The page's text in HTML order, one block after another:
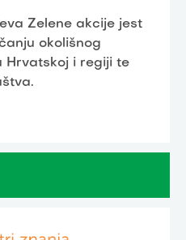
Zelene akcije jest
okolišnog
Hrvatskoj i regiji te